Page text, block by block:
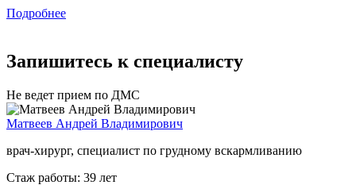
Подробнее
Запишитесь к специалисту
Не ведет прием по ДМС
Матвеев Андрей Владимирович
врач-хирург, специалист по грудному вскармливанию
Стаж работы: 39 лет